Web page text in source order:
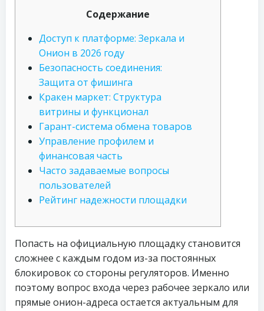
Содержание
Доступ к платформе: Зеркала и
Онион в 2026 году
Безопасность соединения:
Защита от фишинга
Кракен маркет: Структура
витрины и функционал
Гарант-система обмена товаров
Управление профилем и
финансовая часть
Часто задаваемые вопросы
пользователей
Рейтинг надежности площадки
Попасть на официальную площадку становится
сложнее с каждым годом из-за постоянных
блокировок со стороны регуляторов. Именно
поэтому вопрос входа через рабочее зеркало или
прямые онион-адреса остается актуальным для